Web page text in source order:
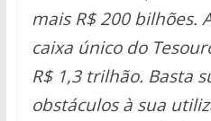
mais R$ 200 bilhões.
caixa único do
R$ 1,3 trilhão. Basta
obstáculos à sua